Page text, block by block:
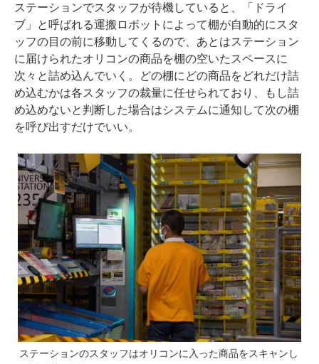
ステーションでスタッフが待機していると、「ドライ
ブ」と呼ばれる運搬ロボットによって棚が自動的にスタ
ッフの目の前に移動してくるので、あとはステーション
に届けられたオリコンの商品を棚の空いたスペースに
次々と詰め込んでいく。どの棚にどの商品をどれだけ詰
め込むかは各スタッフの裁量に任せられており、もし詰
め込めないと判断した場合はシステムに通知して次の棚
を呼び出すだけでいい。
ステーションのスタッフはオリコンに入った商品をスキャンし